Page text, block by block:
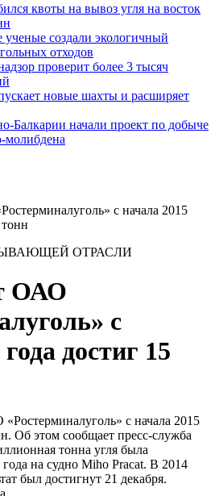
квоты на вывоз угля на восток
ученые создали экологичный
отходов
проверит более 3 тысяч
новые шахты и расширяет
Балкарии начали проект по добыче
молибдена
с начала 2015
ОТРАСЛИ
ОАО
с
достиг 15
с начала 2015
Об этом сообщает пресс-служба
тонна угля была
на судно Miho Pracat. В 2014
был достигнут 21 декабря.